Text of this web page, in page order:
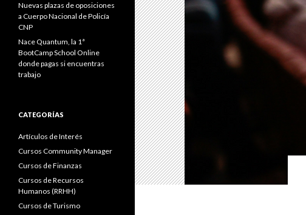
Nuevas plazas de oposiciones
a Cuerpo Nacional de Policía
CNP
Nace Quantum, la 1ª
BootCamp School Online
donde pagas si encuentras
trabajo
CATEGORÍAS
Artículos de Interés
Cursos Community Manager
Cursos de Finanzas
Cursos de Recursos
Humanos (RRHH)
Cursos de Turismo